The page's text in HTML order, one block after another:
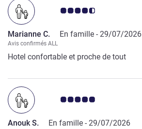
Note Avis clients 4.5/5
Marianne C. En famille - 29/07/2026
Avis confirmés ALL
Hotel confortable et proche de tout
Note Avis clients 5.0/5
Anouk S. En famille - 29/07/2026